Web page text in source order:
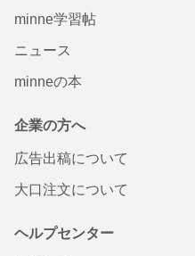
minne学習帖
ニュース
minneの本
企業の方へ
広告出稿について
大口注文について
ヘルプセンター